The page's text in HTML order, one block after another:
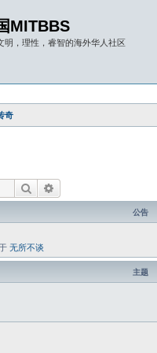
MITBBS
明，理性，睿智的海外华人社区
奇
搜索
公告
无所不谈
主题